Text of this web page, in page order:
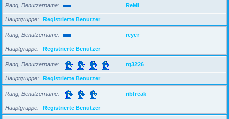
Rang, Benutzername ReMi
Hauptgruppe Registrierte Benutzer
Rang, Benutzername reyer
Hauptgruppe Registrierte Benutzer
Rang, Benutzername rg3226
Hauptgruppe Registrierte Benutzer
Rang, Benutzername ribfreak
Hauptgruppe Registrierte Benutzer